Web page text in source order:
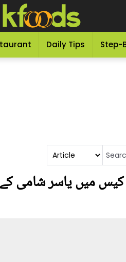
Daily Tips Step-
کیس میں یاسر شامی